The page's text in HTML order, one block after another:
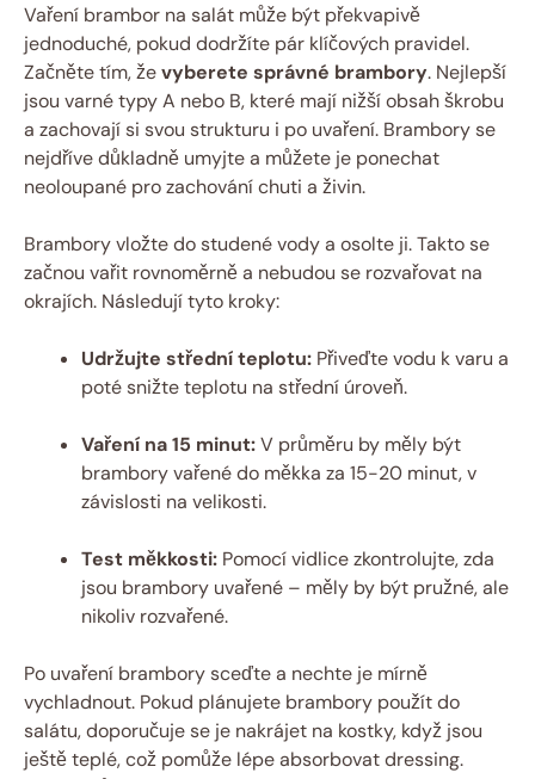
Vaření brambor na salát může být překvapivě
jednoduché, pokud dodržíte pár klíčových pravidel.
Začněte tím, ževyberete správné brambory. Nejlepší
jsou varné typy A nebo B, které mají nižší obsah škrobu
a zachovají si svou strukturu i po uvaření. Brambory se
nejdříve důkladně umyjte a můžete je ponechat
neoloupané pro zachování chuti a živin.
Brambory vložte do studené vody a osolte ji. Takto se
začnou vařit rovnoměrně a nebudou se rozvařovat na
okrajích. Následují tyto kroky:
Udržujte střední teplotu: Přiveďte vodu k varu a
poté snižte teplotu na střední úroveň.
Vaření na 15 minut:V průměru by měly být
brambory vařené do měkka za 15-20 minut, v
závislosti na velikosti.
Test měkkosti: Pomocí vidlice zkontrolujte, zda
jsou brambory uvařené – měly by být pružné, ale
nikoliv rozvařené.
Po uvaření brambory sceďte a nechte je mírně
vychladnout. Pokud plánujete brambory použít do
salátu, doporučuje se je nakrájet na kostky, když jsou
ještě teplé, což pomůže lépe absorbovat dressing.